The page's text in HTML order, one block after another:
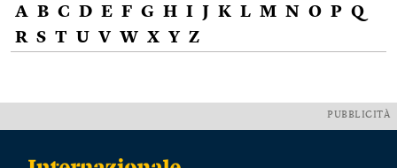
A B C D E F G H I J K L M N O P Q
R S T U V W X Y Z
PUBBLICITÀ